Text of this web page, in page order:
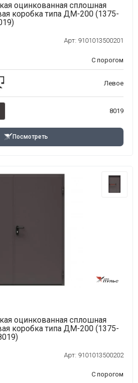
оцинкованная сплошная
коробка типа ДМ-200 (1375-
Арт: 9101013500201
С порогом
Левое
8019
Посмотреть
оцинкованная сплошная
коробка типа ДМ-200 (1375-
Арт: 9101013500202
С порогом